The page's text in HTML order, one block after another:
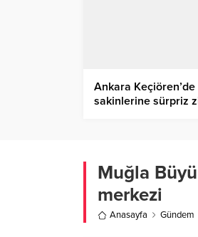
Ankara
sakinlerine sürpriz
Muğla
merkezi
Anasayfa Gündem